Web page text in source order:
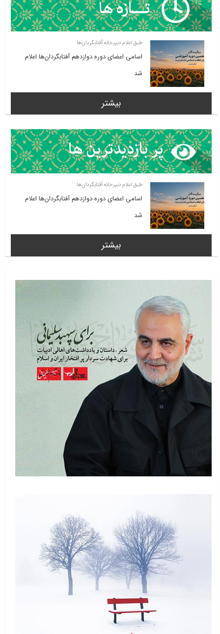
طبق اعلام دبیرخانه آفتابگردان‌ها
اسامی اعضای دوره دوازدهم آفتابگردان‌ها اعلام
شد
بیشتر
طبق اعلام دبیرخانه آفتابگردان‌ها
اسامی اعضای دوره دوازدهم آفتابگردان‌ها اعلام
شد
بیشتر